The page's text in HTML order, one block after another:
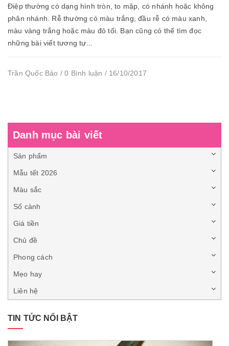
Điệp thường có dạng hình tròn, to mập, có nhánh hoặc không
phân nhánh. Rễ thường có màu trắng, đầu rễ có màu xanh,
màu vàng trắng hoặc màu đỏ tối. Bạn cũng có thể tìm đọc
những bài viết tương tự...
Trần Quốc Bảo / 0 Bình luận / 16/10/2017
Danh mục bài viết
Sản phẩm
Mẫu tết 2026
Màu sắc
Số cành
Giá tiền
Chủ đề
Phong cách
Mẹo hay
Liên hệ
TIN TỨC NỔI BẬT